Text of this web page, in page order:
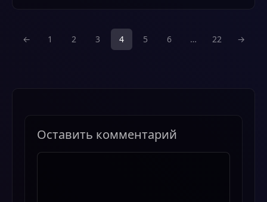
← 1 2 3 4 5 6 … 22 →
Оставить комментарий
Комментарий